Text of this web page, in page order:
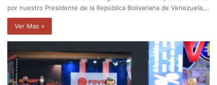
por nuestro Presidente de la República Bolivariana de Venezuela,…
Ver Mas »